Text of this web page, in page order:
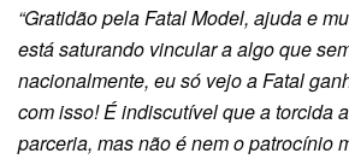
“Gratidão pela Fatal Model, ajuda e
está saturando vincular a algo que
nacionalmente, eu só vejo a Fatal
com isso! É indiscutível que a torcida
parceria, mas não é nem o patrocínio